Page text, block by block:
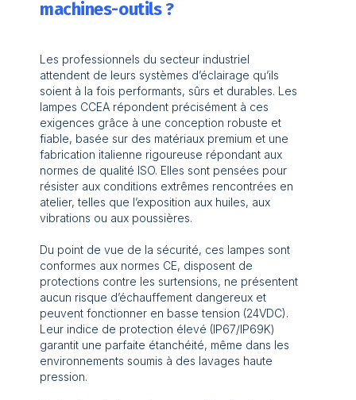
machines-outils ?
Les professionnels du secteur industriel
attendent de leurs systèmes d’éclairage qu’ils
soient à la fois performants, sûrs et durables. Les
lampes CCEA répondent précisément à ces
exigences grâce à une conception robuste et
fiable, basée sur des matériaux premium et une
fabrication italienne rigoureuse répondant aux
normes de qualité ISO. Elles sont pensées pour
résister aux conditions extrêmes rencontrées en
atelier, telles que l’exposition aux huiles, aux
vibrations ou aux poussières.
Du point de vue de la sécurité, ces lampes sont
conformes aux normes CE, disposent de
protections contre les surtensions, ne présentent
aucun risque d’échauffement dangereux et
peuvent fonctionner en basse tension (24VDC).
Leur indice de protection élevé (IP67/IP69K)
garantit une parfaite étanchéité, même dans les
environnements soumis à des lavages haute
pression.